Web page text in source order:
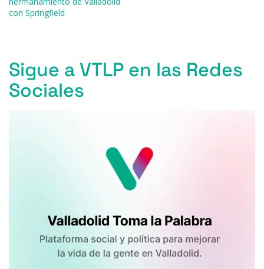
k
con Springfield
Sigue a VTLP en las Redes
Sociales